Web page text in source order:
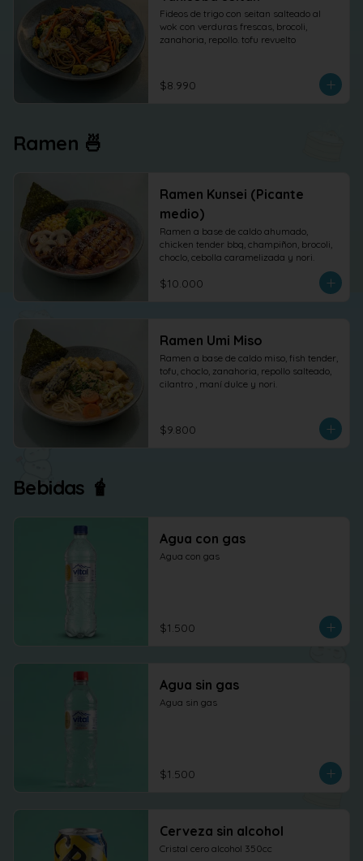
Fideos de trigo con seitan salteado al
wok con verduras frescas, brocoli,
zanahoria, repollo. tofu revuelto
$8.990
Ramen 🍜
Ramen Kunsei (Picante
medio)
Ramen a base de caldo ahumado,
chicken tender bbq, champiñon, brocoli,
choclo, cebolla caramelizada y nori.
$10.000
Ramen Umi Miso
Ramen a base de caldo miso, fish tender,
tofu, choclo, zanahoria, repollo salteado,
cilantro , maní dulce y nori.
$9.800
Bebidas 🧋
Agua con gas
Agua con gas
$1.500
Agua sin gas
Agua sin gas
$1.500
Cerveza sin alcohol
Cristal cero alcohol 350cc